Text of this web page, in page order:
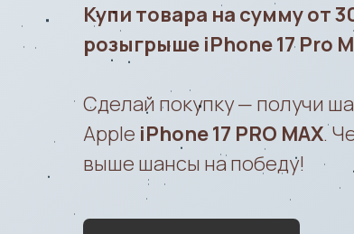
Купи товара на сумму от
розыгрыше iPhone 17 Pro
Сделай покупку — получи
Apple iPhone 17 PRO MAX.
выше шансы на победу!